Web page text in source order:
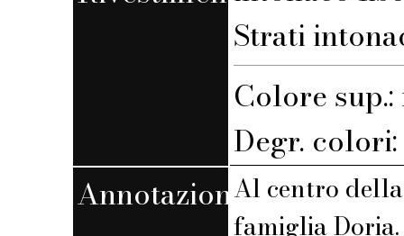
Strati
Colore
Degr.
AnnotazioniAl centro
famiglia Doria.